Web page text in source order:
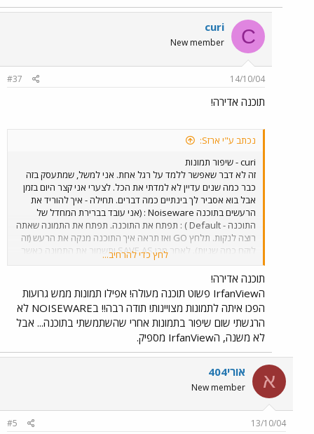
C
curi
New member
14/10/04
#37
תוכנה אדירה!
נכתב ע"י ארזS:
curi - שיפור תמונות
זה לא דבר שאפשר ללמד על רגל אחת. אני למשל, שמתעסק בזה
כבר כמה שנים עדיין לא למדתי את הכל. לצערי אני קצר היום בזמן
אבל בוא אסביר לך בינתיים כמה דברים. תחילה - איך להוריד את
הרעשים בתוכנה Noiseware : (אני עובד בברירת המחדל של
התוכנה - Default ) : תפתח את התוכנה. תפתח את התמונה שאתה
רוצה לנקות. תלחץ GO ואז תראה איך התוכנה מנקה את הרעש (זה
לוקח כמה שניות). לאחר מכן SAVE AS ותשמור את התמונה כאשר
בתמונה ותראה שהרעש נעלם (לפעמים לגמרי ולפעמים ברובו - תלוי
ברמת הרעש בתמונה המקורית). זה שלב ראשון "על רגל אחת" איך
מורידים רעש. לגבי תוכנת פוטושופ אני עובד איתה בעיקר כשיש צורך
לסובב תמונה בכמה מעלות כדי ליישר אותה כלפי האופק. עדיין לא
למדתי לעבוד איתה בצורה מקצועית ויש לי גם גירסה ישנה של
לשלבים: פותח את התוכנה. פותח את התמונה לעבודה. לוחץ
באפשרויות עד שמקבל את מה שאני רוצה לקבל. אני לא יכול
האפשרויות וכשטועים יש UNDO ותמיד אפשר לקרוא שוב לקובץ
המקורי ולהתחיל מחדש. בקיצור - לסיום : אם יש לך הרבה סבלנות -
לחץ כדי להרחיב...
תוכנה אדירה!
הIrfanView פשוט תוכנה מעולה! אפילו תמונות ממש גרועות
הפכו איתה לתמונות מצויינות! תודה רבה!! בNOISEWARE לא
הרגשתי שום שיפור בתמונות אחרי שהשתמשתי בתוכנה... אבל
לא משנה, הIrfanView מספיק.
א אורי404
New member
13/10/04
#5